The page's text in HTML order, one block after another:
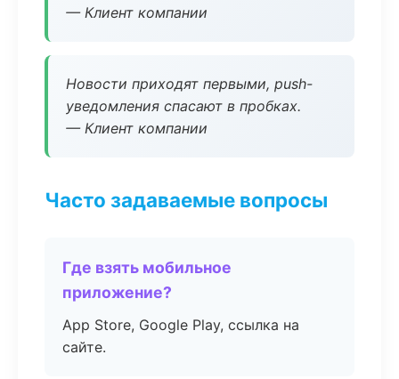
— Клиент компании
Новости приходят первыми, push-
уведомления спасают в пробках.
— Клиент компании
Часто задаваемые вопросы
Где взять мобильное
приложение?
App Store, Google Play, ссылка на
сайте.